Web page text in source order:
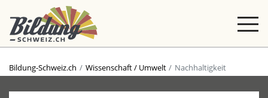
Bildung-Schweiz.ch Wissenschaft / Umwelt Nachhaltigkeit